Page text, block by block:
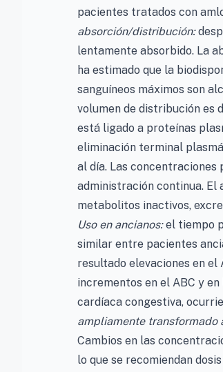
pacientes tratados con
absorción/distribución:
lentamente absorbido. La
ha estimado que la
sanguíneos máximos son
volumen de distribución es
está ligado a proteínas
eliminación terminal
al día. Las concentraciones
administración continua. El
metabolitos inactivos,
Uso en ancianos:el tiempo
similar entre pacientes
resultado elevaciones en el
incrementos en el ABC y
cardíaca congestiva,
ampliamente transformado
Cambios en las
lo que se recomiendan